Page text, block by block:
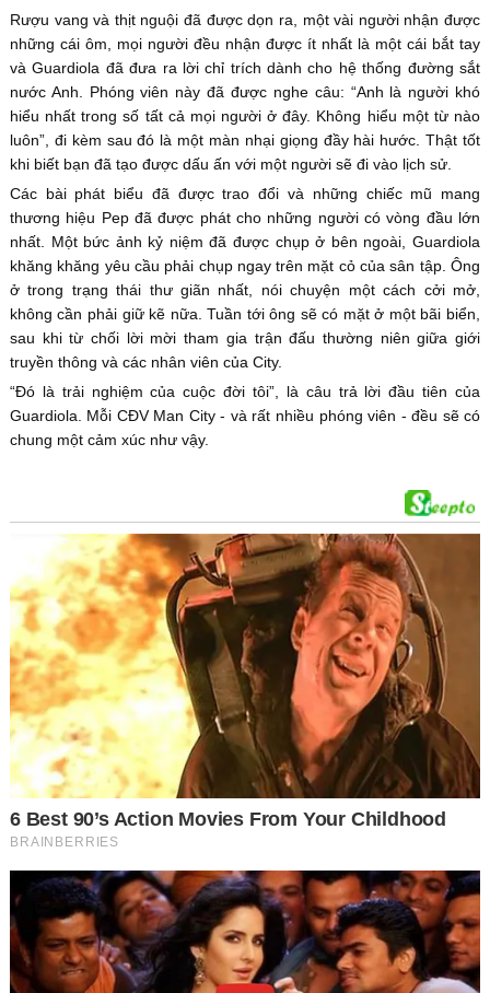
Rượu vang và thịt nguội đã được dọn ra, một vài người nhận được
những cái ôm, mọi người đều nhận được ít nhất là một cái bắt tay
và Guardiola đã đưa ra lời chỉ trích dành cho hệ thống đường sắt
nước Anh. Phóng viên này đã được nghe câu: “Anh là người khó
hiểu nhất trong số tất cả mọi người ở đây. Không hiểu một từ nào
luôn”, đi kèm sau đó là một màn nhại giọng đầy hài hước. Thật tốt
khi biết bạn đã tạo được dấu ấn với một người sẽ đi vào lịch sử.
Các bài phát biểu đã được trao đổi và những chiếc mũ mang
thương hiệu Pep đã được phát cho những người có vòng đầu lớn
nhất. Một bức ảnh kỷ niệm đã được chụp ở bên ngoài, Guardiola
khăng khăng yêu cầu phải chụp ngay trên mặt cỏ của sân tập. Ông
ở trong trạng thái thư giãn nhất, nói chuyện một cách cởi mở,
không cần phải giữ kẽ nữa. Tuần tới ông sẽ có mặt ở một bãi biển,
sau khi từ chối lời mời tham gia trận đấu thường niên giữa giới
truyền thông và các nhân viên của City.
“Đó là trải nghiệm của cuộc đời tôi”, là câu trả lời đầu tiên của
Guardiola. Mỗi CĐV Man City - và rất nhiều phóng viên - đều sẽ có
chung một cảm xúc như vậy.